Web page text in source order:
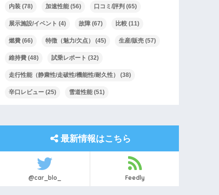
内装 (78) 加速性能 (56) 口コミ/評判 (65)
展示施設/イベント (4) 故障 (67) 比較 (11)
燃費 (66) 特徴（魅力/欠点） (45) 生産/販売 (57)
維持費 (48) 試乗レポート (32)
走行性能（静粛性/走破性/機能性/耐久性） (38)
辛口レビュー (25) 雪道性能 (51)
最新情報はこちら
@car_blo_ Feedly